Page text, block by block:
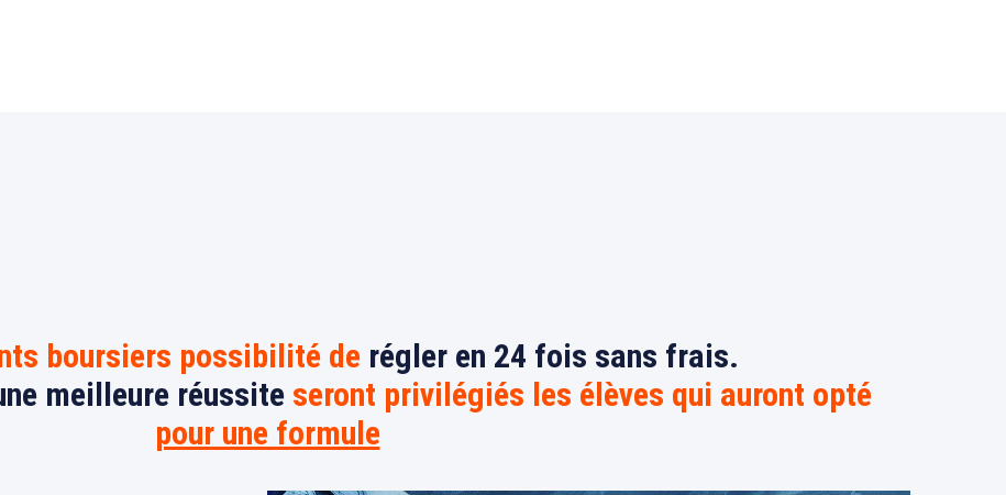
boursiers possibilité de régler en 24 fois sans frais.
meilleure réussite seront privilégiés les élèves qui auront opté
pour une formule